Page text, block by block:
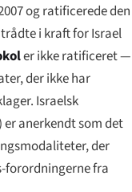
og ratificerede den
i kraft for Israel
er ikke ratificeret —
der ikke har
Israelsk
er anerkendt som det
der
forordningerne fra